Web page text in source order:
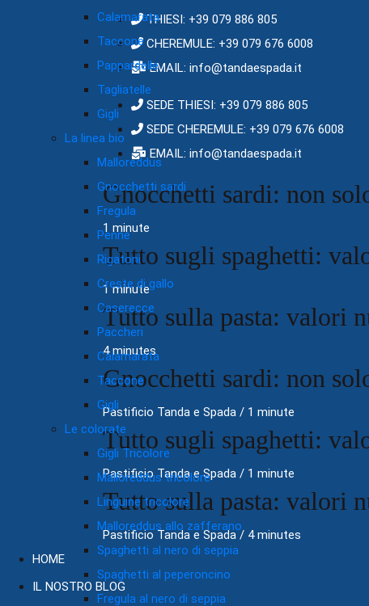
Calamarata
Taccone
Pappardelle
Tagliatelle
Gigli
La linea bio
Malloreddus
Gnocchetti sardi
Fregula
Penne
Rigatoni
Creste di gallo
Caserecce
Paccheri
Calamarata
Taccone
Gigli
Le colorate
Gigli Tricolore
Malloreddus tricolore
Linguine tricolore
Malloreddus allo zafferano
Spaghetti al nero di seppia
Spaghetti al peperoncino
Fregula al nero di seppia
THIESI: +39 079 886 805
CHEREMULE: +39 079 676 6008
EMAIL: info@tandaespada.it
SEDE THIESI: +39 079 886 805
SEDE CHEREMULE: +39 079 676 6008
EMAIL: info@tandaespada.it
Gnocchetti sardi: non
1 minute
Tutto sugli spaghetti:
1 minute
Tutto sulla pasta: valori
4 minutes
Gnocchetti sardi: non
Pastificio Tanda e Spada / 1 minute
Tutto sugli spaghetti:
Pastificio Tanda e Spada / 1 minute
Tutto sulla pasta: valori
Pastificio Tanda e Spada / 4 minutes
HOME
IL NOSTRO BLOG